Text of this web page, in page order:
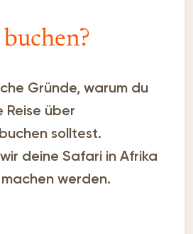
Gründe, warum du
Reise über
solltest.
deine Safari in Afrika
werden.